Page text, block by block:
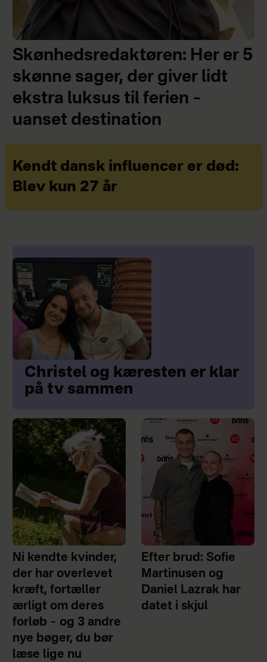
Skønhedsredaktøren: Her er 5
skønne sager, der giver lidt
ekstra luksus til ferien –
uanset destination
Kendt dansk influencer er død:
Blev kun 27 år
Christel og kæresten er klar
på tv sammen
Ni kendte kvinder,
der har overlevet
kræft, fortæller
ærligt om deres
forløb – og 3 andre
nye bøger, du bør
læse lige nu
Efter brud: Sofie
Martinusen og
Daniel Lazrak har
datet i skjul